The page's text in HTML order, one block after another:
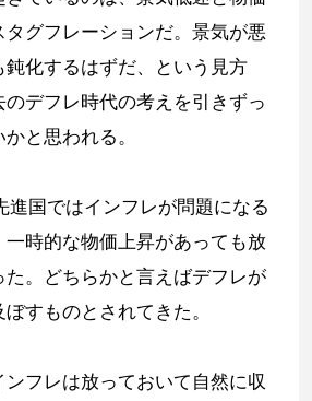
グフレーションだ。景気が悪
化するはずだ、という見方
デフレ時代の考えを引きずっ
と思われる。
進国ではインフレが問題になる
一時的な物価上昇があっても放
た。どちらかと言えばデフレが
すものとされてきた。
ンフレは放っておいて自然に収